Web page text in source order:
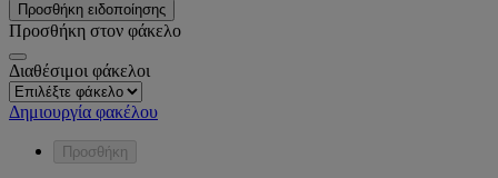
Προσθήκη ειδοποίησης
Προσθήκη στον φάκελο
Διαθέσιμοι φάκελοι
Δημιουργία φακέλου
Προσθήκη